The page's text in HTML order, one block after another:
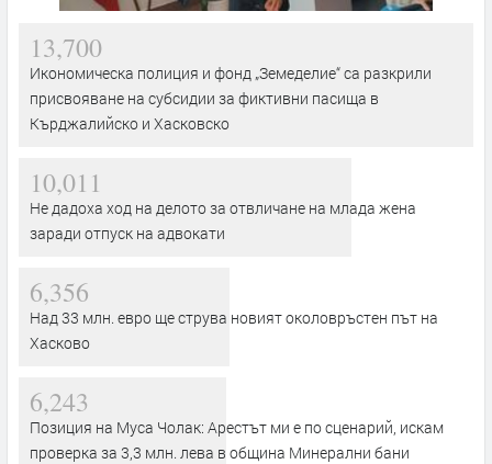
13,700
Икономическа полиция и фонд „Земеделие“ са разкрили
присвояване на субсидии за фиктивни пасища в
Кърджалийско и Хасковско
10,011
Не дадоха ход на делото за отвличане на млада жена
заради отпуск на адвокати
6,356
Над 33 млн. евро ще струва новият околовръстен път на
Хасково
6,243
Позиция на Муса Чолак: Арестът ми е по сценарий, искам
проверка за 3,3 млн. лева в община Минерални бани